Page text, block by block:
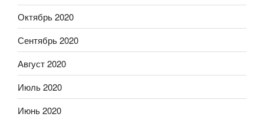
Октябрь 2020
Сентябрь 2020
Август 2020
Июль 2020
Июнь 2020